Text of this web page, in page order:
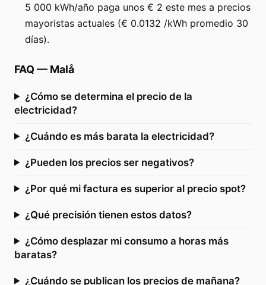
5 000 kWh/año paga unos € 2 este mes a precios
mayoristas actuales (€ 0.0132 /kWh promedio 30
días).
FAQ — Malå
¿Cómo se determina el precio de la
electricidad?
¿Cuándo es más barata la electricidad?
¿Pueden los precios ser negativos?
¿Por qué mi factura es superior al precio spot?
¿Qué precisión tienen estos datos?
¿Cómo desplazar mi consumo a horas más
baratas?
¿Cuándo se publican los precios de mañana?